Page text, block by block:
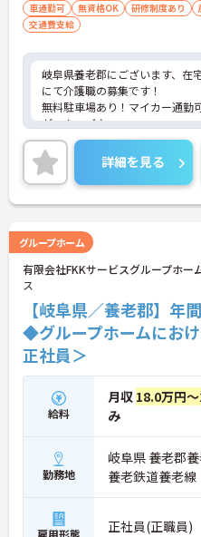
車通勤可 無資格OK 研修制度あり
交通費支給
岐阜県養老郡にございます、在
にて介護職の募集です！
無料駐車場あり！マイカー通勤
がスムーズ♪
勤務時間は相談に応じますので
スを大切にしながら働いていた
ご興味のある方は、マイナビ介
せください。
詳細を見る
グループホーム
有限会社FKKサービスグループホ
ス
【岐阜県／養老郡】
◆グループホームにお
正社員＞
給料
月収 18.0万円
み
勤務地
岐阜県 養老郡
養老鉄道養老
正社員(正職員)